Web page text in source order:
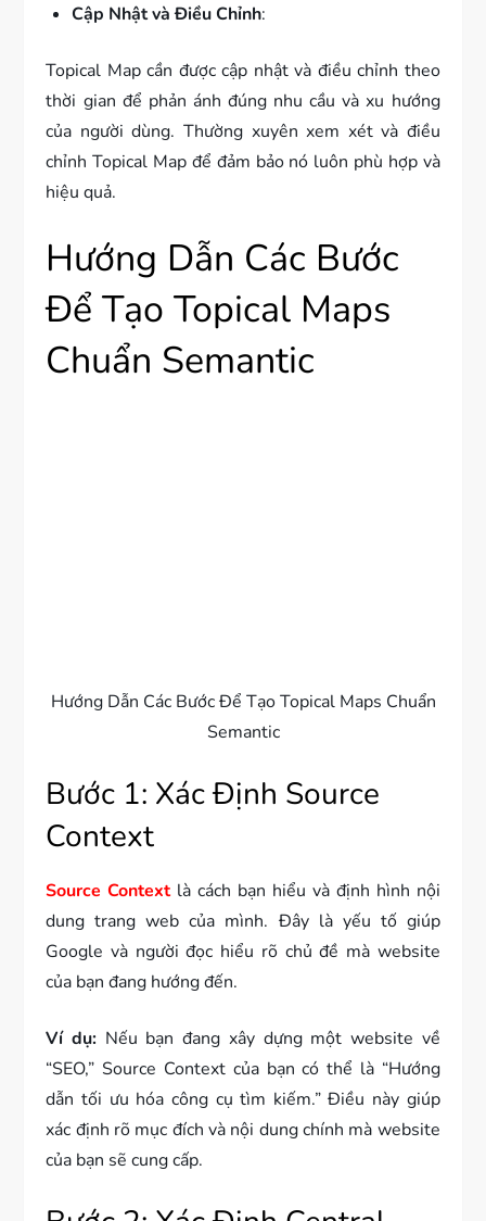
Cập Nhật và Điều Chỉnh:
Topical Map cần được cập nhật và điều chỉnh theo
thời gian để phản ánh đúng nhu cầu và xu hướng
của người dùng. Thường xuyên xem xét và điều
chỉnh Topical Map để đảm bảo nó luôn phù hợp và
hiệu quả.
Hướng Dẫn Các Bước
Để Tạo Topical Maps
Chuẩn Semantic
Hướng Dẫn Các Bước Để Tạo Topical Maps Chuẩn
Semantic
Bước 1: Xác Định Source
Context
Source Contextlà cách bạn hiểu và định hình nội
dung trang web của mình. Đây là yếu tố giúp
Google và người đọc hiểu rõ chủ đề mà website
của bạn đang hướng đến.
Ví dụ: Nếu bạn đang xây dựng một website về
“SEO,” Source Context của bạn có thể là “Hướng
dẫn tối ưu hóa công cụ tìm kiếm.” Điều này giúp
xác định rõ mục đích và nội dung chính mà website
của bạn sẽ cung cấp.